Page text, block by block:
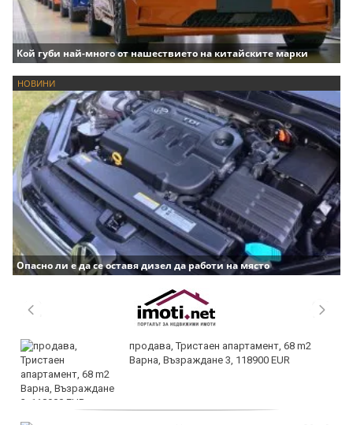
Кой губи най-много от нашествието на китайските марки
НОВИНИ
Опасно ли е да се оставя дизел да работи на място
продава, Тристаен апартамент, 68 m2
Варна, Възраждане 3, 118900 EUR